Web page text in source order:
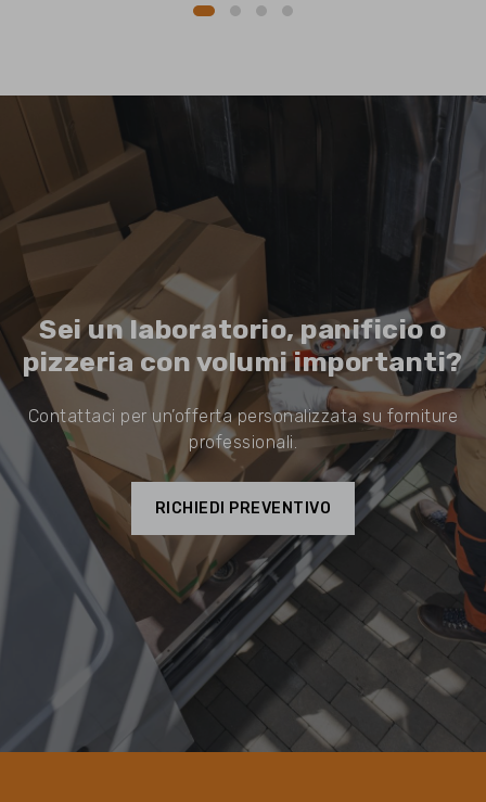
Sei un laboratorio, panificio o
pizzeria con volumi importanti?
Contattaci per un’offerta personalizzata su forniture
professionali.
RICHIEDI PREVENTIVO